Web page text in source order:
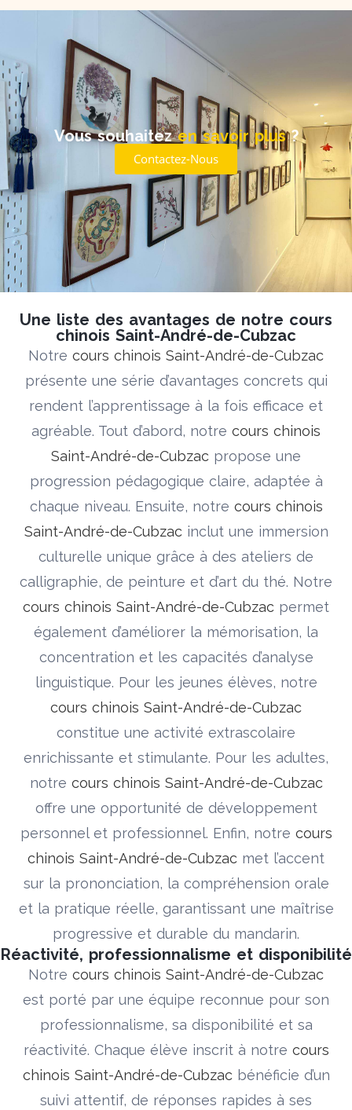
Vous souhaitezen savoir plus?
Contactez-Nous
Une liste des avantages de notre cours
chinois Saint-André-de-Cubzac
Notre cours chinois Saint-André-de-Cubzac
présente une série d’avantages concrets qui
rendent l’apprentissage à la fois efficace et
agréable. Tout d’abord, notre cours chinois
Saint-André-de-Cubzac propose une
progression pédagogique claire, adaptée à
chaque niveau. Ensuite, notre cours chinois
Saint-André-de-Cubzacinclut une immersion
culturelle unique grâce à des ateliers de
calligraphie, de peinture et d’art du thé. Notre
cours chinois Saint-André-de-Cubzac permet
également d’améliorer la mémorisation, la
concentration et les capacités d’analyse
linguistique. Pour les jeunes élèves, notre
cours chinois Saint-André-de-Cubzac
constitue une activité extrascolaire
enrichissante et stimulante. Pour les adultes,
notre cours chinois Saint-André-de-Cubzac
offre une opportunité de développement
personnel et professionnel. Enfin, notre cours
chinois Saint-André-de-Cubzac met l’accent
sur la prononciation, la compréhension orale
et la pratique réelle, garantissant une maîtrise
progressive et durable du mandarin.
Réactivité, professionnalisme et disponibilité
Notre cours chinois Saint-André-de-Cubzac
est porté par une équipe reconnue pour son
professionnalisme, sa disponibilité et sa
réactivité. Chaque élève inscrit à notre cours
chinois Saint-André-de-Cubzacbénéficie d’un
suivi attentif, de réponses rapides à ses